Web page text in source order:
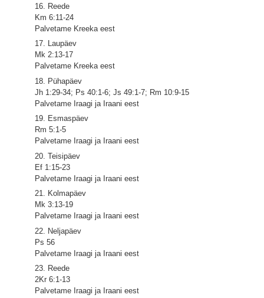
16. Reede
Km 6:11-24
Palvetame Kreeka eest
17. Laupäev
Mk 2:13-17
Palvetame Kreeka eest
18. Pühapäev
Jh 1:29-34; Ps 40:1-6; Js 49:1-7; Rm 10:9-15
Palvetame Iraagi ja Iraani eest
19. Esmaspäev
Rm 5:1-5
Palvetame Iraagi ja Iraani eest
20. Teisipäev
Ef 1:15-23
Palvetame Iraagi ja Iraani eest
21. Kolmapäev
Mk 3:13-19
Palvetame Iraagi ja Iraani eest
22. Neljapäev
Ps 56
Palvetame Iraagi ja Iraani eest
23. Reede
2Kr 6:1-13
Palvetame Iraagi ja Iraani eest